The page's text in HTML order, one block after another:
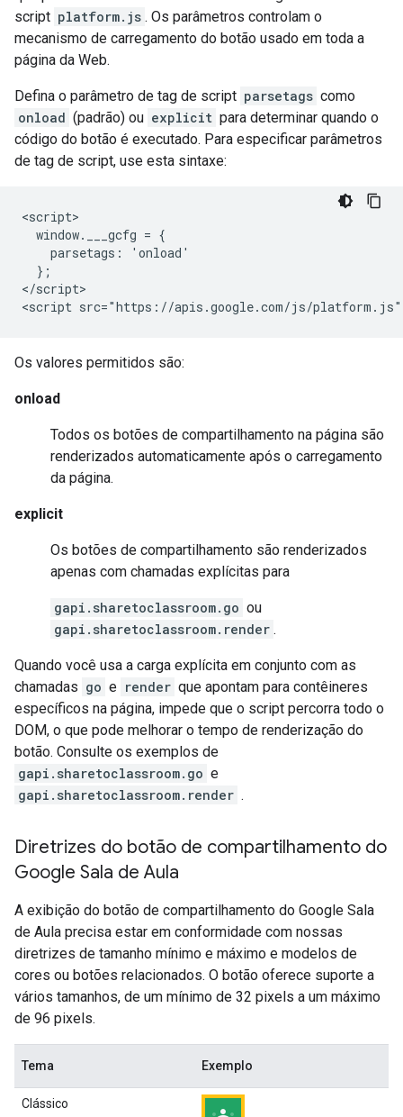
script platform.js . Os parâmetros controlam o
mecanismo de carregamento do botão usado em toda a
página da Web.
Defina o parâmetro de tag de script parsetags como
onload (padrão) ou explicit para determinar quando o
código do botão é executado. Para especificar parâmetros
de tag de script, use esta sintaxe:
<script>
  window.___gcfg = {
    parsetags: 'onload'
  };
</script>
Os valores permitidos são:
onload
Todos os botões de compartilhamento na página são
renderizados automaticamente após o carregamento
da página.
explicit
Os botões de compartilhamento são renderizados
apenas com chamadas explícitas para
gapi.sharetoclassroom.go ou
gapi.sharetoclassroom.render .
Quando você usa a carga explícita em conjunto com as
chamadas go e render que apontam para contêineres
específicos na página, impede que o script percorra todo o
DOM, o que pode melhorar o tempo de renderização do
botão. Consulte os exemplos de
gapi.sharetoclassroom.go e
gapi.sharetoclassroom.render .
Diretrizes do botão de compartilhamento do
Google Sala de Aula
A exibição do botão de compartilhamento do Google Sala
de Aula precisa estar em conformidade com nossas
diretrizes de tamanho mínimo e máximo e modelos de
cores ou botões relacionados. O botão oferece suporte a
vários tamanhos, de um mínimo de 32 pixels a um máximo
de 96 pixels.
Tema Exemplo
Clássico